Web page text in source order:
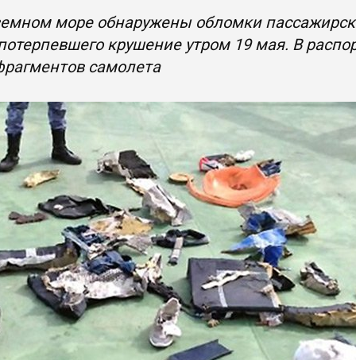
море обнаружены обломки
крушение утром 19 мая. В
самолета